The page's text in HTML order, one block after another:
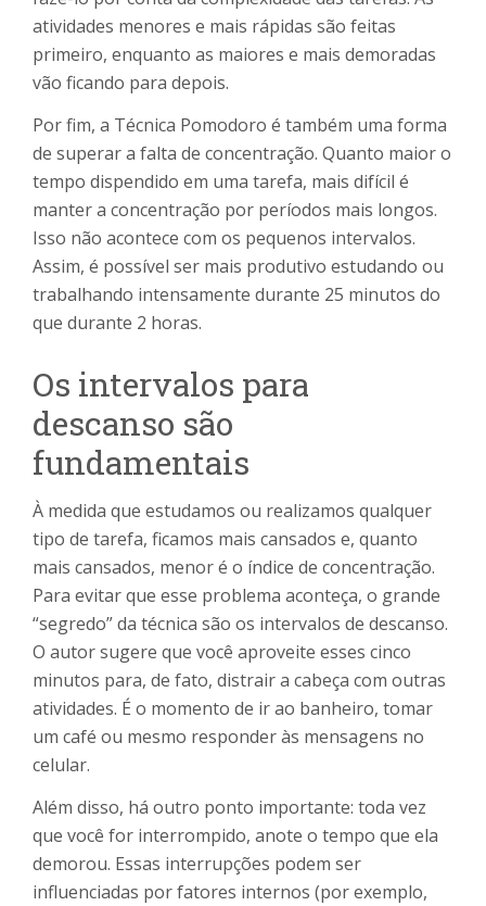
atividades menores e mais rápidas são feitas
primeiro, enquanto as maiores e mais demoradas
vão ficando para depois.
Por fim, a Técnica Pomodoro é também uma forma
de superar a falta de concentração. Quanto maior o
tempo dispendido em uma tarefa, mais difícil é
manter a concentração por períodos mais longos.
Isso não acontece com os pequenos intervalos.
Assim, é possível ser mais produtivo estudando ou
trabalhando intensamente durante 25 minutos do
que durante 2 horas.
Os intervalos para
descanso são
fundamentais
À medida que estudamos ou realizamos qualquer
tipo de tarefa, ficamos mais cansados e, quanto
mais cansados, menor é o índice de concentração.
Para evitar que esse problema aconteça, o grande
“segredo” da técnica são os intervalos de descanso.
O autor sugere que você aproveite esses cinco
minutos para, de fato, distrair a cabeça com outras
atividades. É o momento de ir ao banheiro, tomar
um café ou mesmo responder às mensagens no
celular.
Além disso, há outro ponto importante: toda vez
que você for interrompido, anote o tempo que ela
demorou. Essas interrupções podem ser
influenciadas por fatores internos (por exemplo,